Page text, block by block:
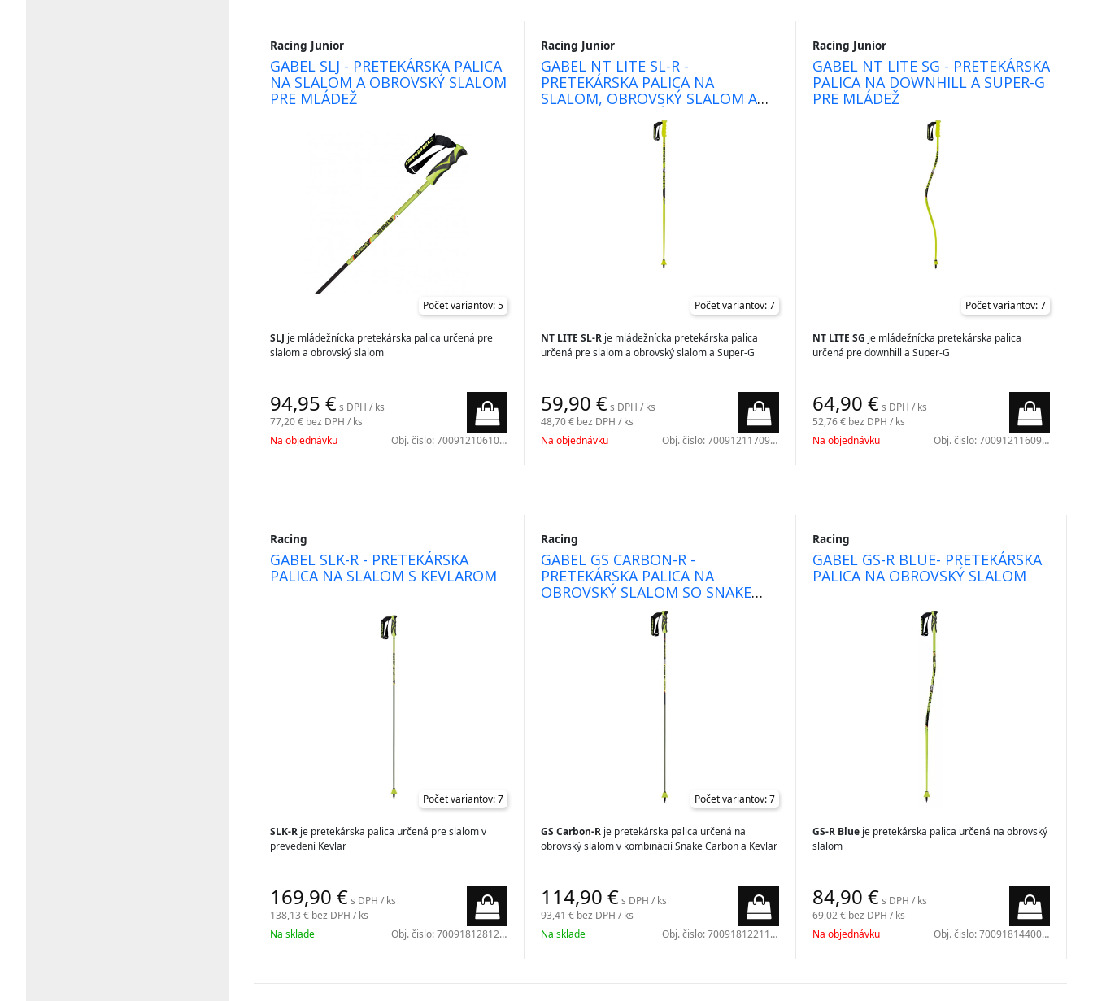
Racing Junior
GABEL SLJ - PRETEKÁRSKA PALICA
NA SLALOM A OBROVSKÝ SLALOM
PRE MLÁDEŽ
Počet variantov: 5
SLJ je mládežnícka pretekárska palica určená pre
slalom a obrovský slalom
94,95 €s DPH / ks
77,20 € bez DPH / ks
Na objednávku
Obj. čislo:7009121061000
Racing Junior
GABEL NT LITE SL-R -
PRETEKÁRSKA PALICA NA
SLALOM, OBROVSKÝ SLALOM A
SUPER-G PRE MLÁDEŽ
Počet variantov: 7
NT LITE SL-R je mládežnícka pretekárska palica
určená pre slalom a obrovský slalom a Super-G
59,90 €s DPH / ks
48,70 € bez DPH / ks
Na objednávku
Obj. čislo:7009121170900
Racing Junior
GABEL NT LITE SG - PRETEKÁRSKA
PALICA NA DOWNHILL A SUPER-G
PRE MLÁDEŽ
Počet variantov: 7
NT LITE SG je mládežnícka pretekárska palica
určená pre downhill a Super-G
64,90 € s DPH / ks
52,76 € bez DPH / ks
Na objednávku
Obj. čislo:7009121160900
Racing
GABEL SLK-R - PRETEKÁRSKA
PALICA NA SLALOM S KEVLAROM
Počet variantov: 7
SLK-R je pretekárska palica určená pre slalom v
prevedení Kevlar
169,90 €s DPH / ks
138,13 € bez DPH / ks
Na sklade
Obj. čislo:7009181281200
Racing
GABEL GS CARBON-R -
PRETEKÁRSKA PALICA NA
OBROVSKÝ SLALOM SO SNAKE
CARBONOM A KEVLAROM
Počet variantov: 7
GS Carbon-R je pretekárska palica určená na
obrovský slalom v kombinácií Snake Carbon a Kevlar
114,90 €s DPH / ks
93,41 € bez DPH / ks
Na sklade
Obj. čislo:7009181221100
Racing
GABEL GS-R BLUE- PRETEKÁRSKA
PALICA NA OBROVSKÝ SLALOM
GS-R Blueje pretekárska palica určená na obrovský
slalom
84,90 € s DPH / ks
69,02 € bez DPH / ks
Na objednávku
Obj. čislo:7009181440000